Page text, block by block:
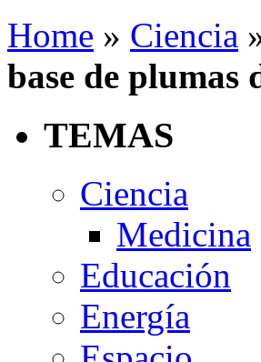
Home » Ciencia
base de plumas
TEMAS
Ciencia
Medicina
Educación
Energía